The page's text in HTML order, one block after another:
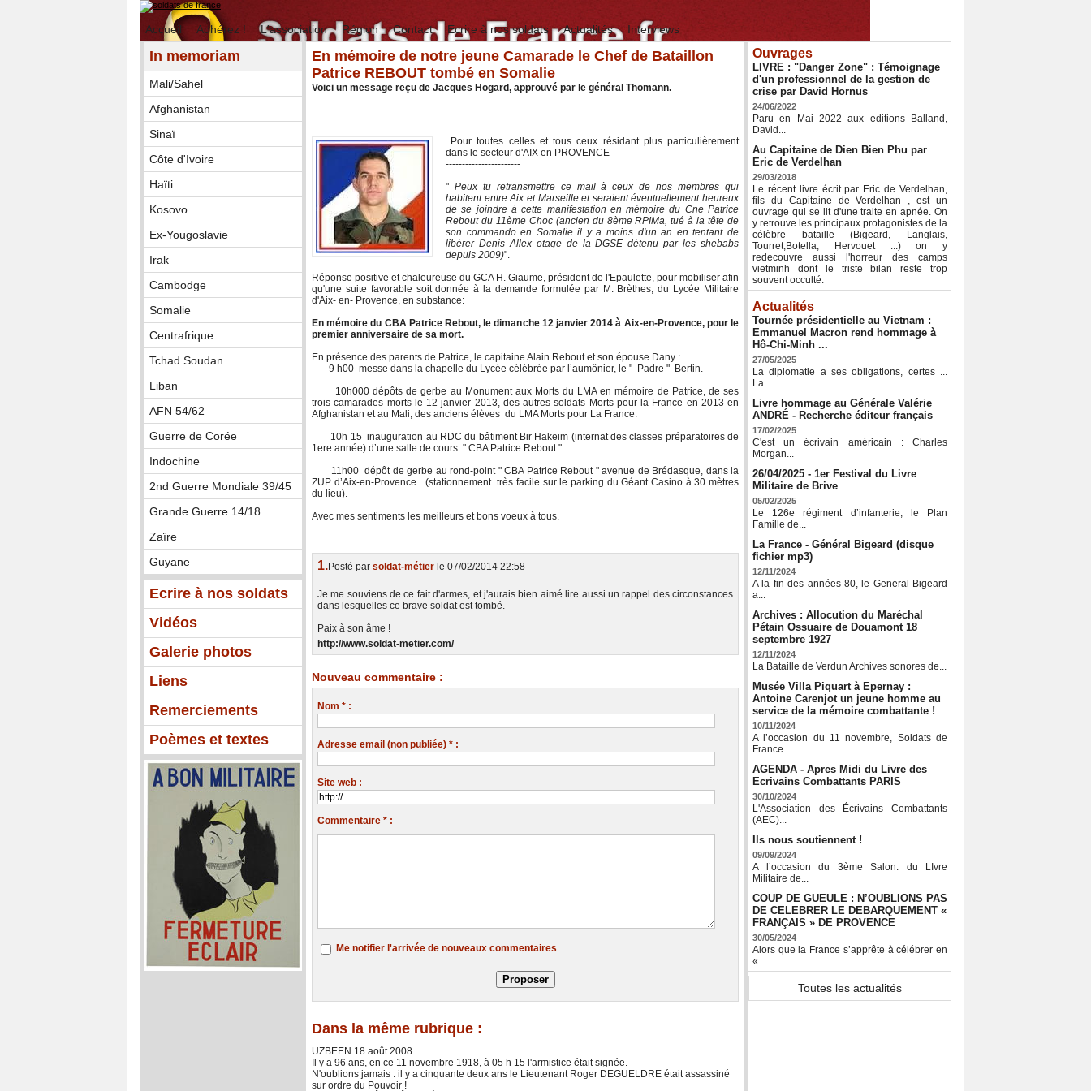
Accueil Adhérez ! L'association Région Contact Ecrire à nos soldats Actualités Interviews
In memoriam
Mali/Sahel
Afghanistan
Sinaï
Côte d'Ivoire
Haïti
Kosovo
Ex-Yougoslavie
Irak
Cambodge
Somalie
Centrafrique
Tchad Soudan
Liban
AFN 54/62
Guerre de Corée
Indochine
2nd Guerre Mondiale 39/45
Grande Guerre 14/18
Zaïre
Guyane
Ecrire à nos soldats
Vidéos
Galerie photos
Liens
Remerciements
Poèmes et textes
En mémoire de notre jeune Camarade le Chef de Bataillon
Patrice REBOUT tombé en Somalie
Voici un message reçu de Jacques Hogard, approuvé par le général Thomann.
Pour toutes celles et tous ceux résidant plus particulièrement
dans le secteur d'AIX en PROVENCE
-----------------------
" Peux tu retransmettre ce mail à ceux de nos membres qui
habitent entre Aix et Marseille et seraient éventuellement heureux
de se joindre à cette manifestation en mémoire du Cne Patrice
Rebout du 11ème Choc (ancien du 8ème RPIMa, tué à la tête de
son commando en Somalie il y a moins d'un an en tentant de
libérer Denis Allex otage de la DGSE détenu par les shebabs
depuis 2009)".
Réponse positive et chaleureuse du GCA H. Giaume, président de l'Epaulette, pour mobiliser afin
qu'une suite favorable soit donnée à la demande formulée par M. Brèthes, du Lycée Militaire
d'Aix- en- Provence, en substance:
En mémoire du CBA Patrice Rebout, le dimanche 12 janvier 2014 à Aix-en-Provence, pour le
premier anniversaire de sa mort.
En présence des parents de Patrice, le capitaine Alain Rebout et son épouse Dany :
9 h00 messe dans la chapelle du Lycée célébrée par l’aumônier, le " Padre " Bertin.
10h000 dépôts de gerbe au Monument aux Morts du LMA en mémoire de Patrice, de ses
trois camarades morts le 12 janvier 2013, des autres soldats Morts pour la France en 2013 en
Afghanistan et au Mali, des anciens élèves du LMA Morts pour La France.
10h 15 inauguration au RDC du bâtiment Bir Hakeim (internat des classes préparatoires de
1ere année) d’une salle de cours " CBA Patrice Rebout ".
11h00 dépôt de gerbe au rond-point " CBA Patrice Rebout " avenue de Brédasque, dans la
ZUP d’Aix-en-Provence (stationnement très facile sur le parking du Géant Casino à 30 mètres
du lieu).
Avec mes sentiments les meilleurs et bons voeux à tous.
1.Posté par soldat-métier le 07/02/2014 22:58
Je me souviens de ce fait d'armes, et j'aurais bien aimé lire aussi un rappel des circonstances
dans lesquelles ce brave soldat est tombé.
Paix à son âme !
http://www.soldat-metier.com/
Nouveau commentaire :
Nom * :
Adresse email (non publiée) * :
Site web :
Commentaire * :
Me notifier l'arrivée de nouveaux commentaires
Dans la même rubrique :
UZBEEN 18 août 2008
Il y a 96 ans, en ce 11 novembre 1918, à 05 h 15 l'armistice était signée.
N'oublions jamais : il y a cinquante deux ans le Lieutenant Roger DEGUELDRE était assassiné
sur ordre du Pouvoir !
Ouvrages
LIVRE : "Danger Zone" : Témoignage
d'un professionnel de la gestion de
crise par David Hornus
24/06/2022
Paru en Mai 2022 aux editions Balland,
David...
Au Capitaine de Dien Bien Phu par
Eric de Verdelhan
29/03/2018
Le récent livre écrit par Eric de Verdelhan,
fils du Capitaine de Verdelhan , est un
ouvrage qui se lit d'une traite en apnée. On
y retrouve les principaux protagonistes de la
célèbre bataille (Bigeard, Langlais,
Tourret,Botella, Hervouet ...) on y
redecouvre aussi l'horreur des camps
vietminh dont le triste bilan reste trop
souvent occulté.
Actualités
Tournée présidentielle au Vietnam :
Emmanuel Macron rend hommage à
Hô-Chi-Minh ...
27/05/2025
La diplomatie a ses obligations, certes ...
La...
Livre hommage au Générale Valérie
ANDRÉ - Recherche éditeur français
17/02/2025
C'est un écrivain américain : Charles
Morgan...
26/04/2025 - 1er Festival du Livre
Militaire de Brive
05/02/2025
Le 126e régiment d’infanterie, le Plan
Famille de...
La France - Général Bigeard (disque
fichier mp3)
12/11/2024
A la fin des années 80, le General Bigeard
a...
Archives : Allocution du Maréchal
Pétain Ossuaire de Douamont 18
septembre 1927
12/11/2024
La Bataille de Verdun Archives sonores de...
Musée Villa Piquart à Epernay :
Antoine Carenjot un jeune homme au
service de la mémoire combattante !
10/11/2024
A l’occasion du 11 novembre, Soldats de
France...
AGENDA - Apres Midi du Livre des
Ecrivains Combattants PARIS
30/10/2024
L'Association des Écrivains Combattants
(AEC)...
Ils nous soutiennent !
09/09/2024
A l’occasion du 3ème Salon. du LIvre
Militaire de...
COUP DE GUEULE : N’OUBLIONS PAS
DE CELEBRER LE DEBARQUEMENT «
FRANÇAIS » DE PROVENCE
30/05/2024
Alors que la France s’apprête à célébrer en
«...
Toutes les actualités